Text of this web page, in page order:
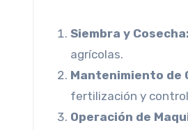
Siembra y Cosecha:
agrícolas.
Mantenimiento de
fertilización y
Operación de